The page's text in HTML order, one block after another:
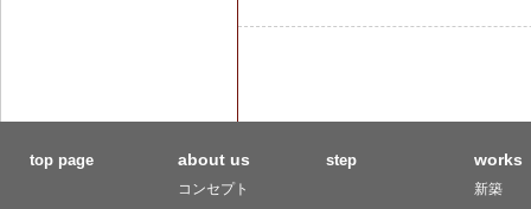
top page about us
コンセプト
step works
新築